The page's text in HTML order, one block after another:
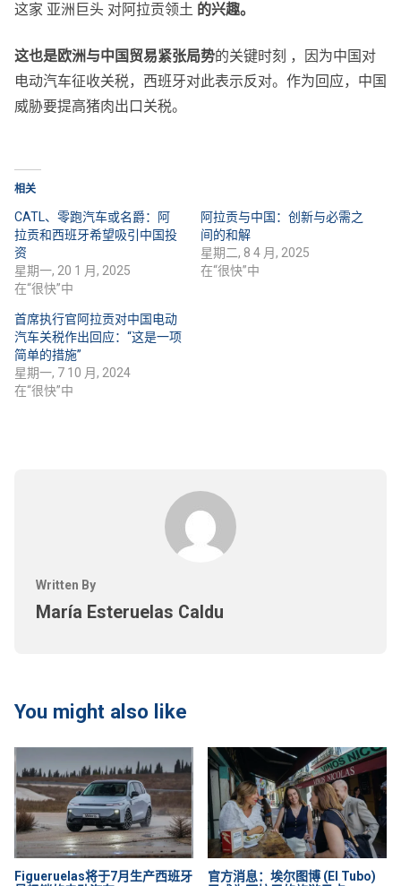
这家 亚洲巨头 对阿拉贡领土 的兴趣。
这也是欧洲与中国贸易紧张局势的关键时刻 ，因为中国对
电动汽车征收关税，西班牙对此表示反对。作为回应，中国
威胁要提高猪肉出口关税。
相关
CATL、零跑汽车或名爵：阿
拉贡和西班牙希望吸引中国投
资
星期一, 20 1 月, 2025
在“很快”中
阿拉贡与中国：创新与必需之
间的和解
星期二, 8 4 月, 2025
在“很快”中
首席执行官阿拉贡对中国电动
汽车关税作出回应：“这是一项
简单的措施”
星期一, 7 10 月, 2024
在“很快”中
Written By
María Esteruelas Caldu
You might also like
Figueruelas将于7月生产西班牙
官方消息：埃尔图博 (El Tubo)